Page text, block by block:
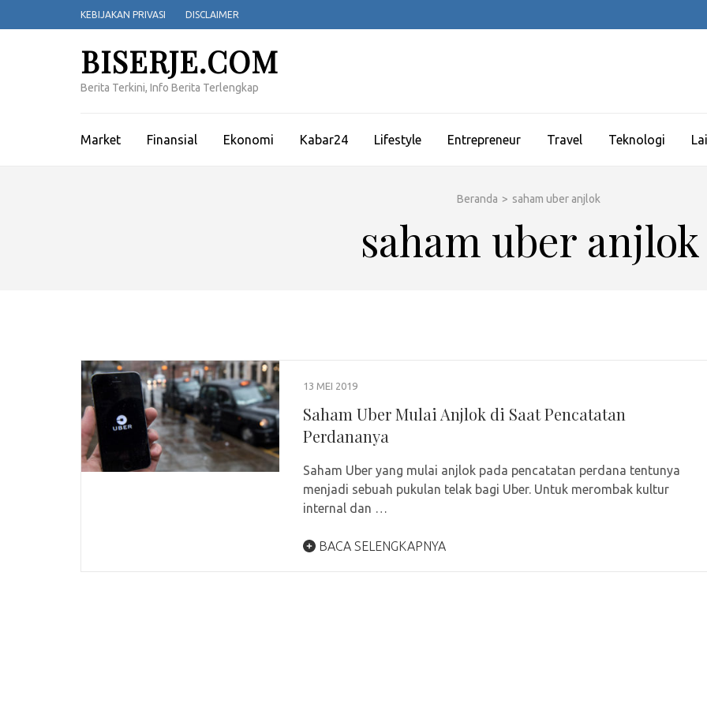
ke
KEBIJAKAN PRIVASI DISCLAIMER
BISERJE.COM
Berita Terkini, Info Berita Terlengkap
Market Finansial Ekonomi Kabar24 Lifestyle Entrepreneur Travel Teknologi
Beranda > saham uber anjlok
saham uber anjlok
13 MEI 2019
Saham Uber Mulai Anjlok di Saat Pencatatan
Perdananya
Saham Uber yang mulai anjlok pada pencatatan perdana tentunya
menjadi sebuah pukulan telak bagi Uber. Untuk merombak kultur
internal dan …
BACA SELENGKAPNYA